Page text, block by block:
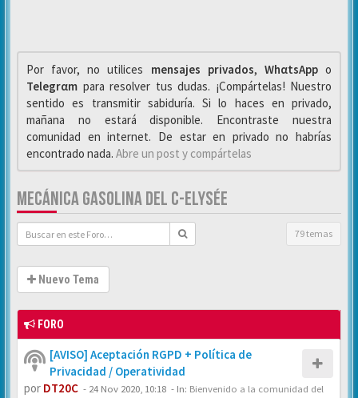
Por favor, no utilices mensajes privados, WhαtsAppo
Telegrαm para resolver tus dudas. ¡Compártelas! Nuestro
sentido es transmitir sabiduría. Si lo haces en privado,
mañana no estará disponible. Encontraste nuestra
comunidad en internet. De estar en privado no habrías
encontrado nada. Abre un post y compártelas
MECÁNICA GASOLINA DEL C-ELYSÉE
79 temas
Nuevo Tema
FORO
[AVISO] Aceptación RGPD + Política de
Privacidad / Operatividad
por DT20C - 24 Nov 2020, 10:18 - In: Bienvenido a la comunidad del